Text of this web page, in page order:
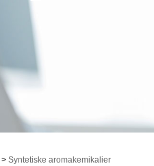
> Syntetiske aromakemikalier